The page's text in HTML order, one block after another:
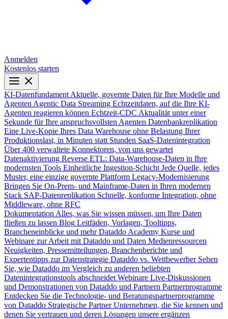
Anmelden
Kostenlos starten
KI-Datenfundament Aktuelle, governte Daten für Ihre Modelle und
Agenten Agentic Data Streaming Echtzeitdaten, auf die Ihre KI-
Agenten reagieren können Echtzeit-CDC Aktualität unter einer
Sekunde für Ihre anspruchsvollsten Agenten Datenbankreplikation
Eine Live-Kopie Ihres Data Warehouse ohne Belastung Ihrer
Produktionslast, in Minuten statt Stunden SaaS-Datenintegration
Über 400 verwaltete Konnektoren, von uns gewartet
Datenaktivierung Reverse ETL: Data-Warehouse-Daten in Ihre
modernsten Tools Einheitliche Ingestion-Schicht Jede Quelle, jedes
Muster, eine einzige governte Plattform Legacy-Modernisierung
Bringen Sie On-Prem- und Mainframe-Daten in Ihren modernen
Stack SAP-Datenreplikation Schnelle, konforme Integration, ohne
Middleware, ohne RFC
Dokumentation Alles, was Sie wissen müssen, um Ihre Daten
fließen zu lassen Blog Leitfäden, Vorlagen, Tooltipps,
Brancheneinblicke und mehr Dataddo Academy Kurse und
Webinare zur Arbeit mit Dataddo und Daten Medienressourcen
Neuigkeiten, Pressemitteilungen, Branchenberichte und
Expertentipps zur Datenstrategie Dataddo vs. Wettbewerber Sehen
Sie, wie Dataddo im Vergleich zu anderen beliebten
Datenintegrationstools abschneidet Webinare Live-Diskussionen
und Demonstrationen von Dataddo und Partnern Partnerprogramme
Entdecken Sie die Technologie- und Beratungspartnerprogramme
von Dataddo Strategische Partner Unternehmen, die Sie kennen und
denen Sie vertrauen und deren Lösungen unsere ergänzen